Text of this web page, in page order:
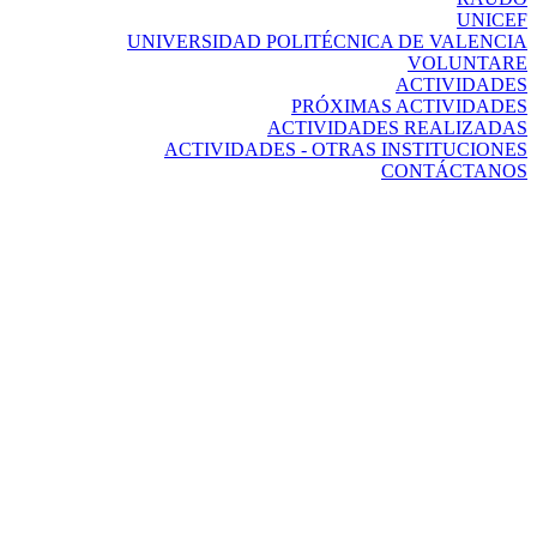
UNICEF
UNIVERSIDAD POLITÉCNICA DE VALENCIA
VOLUNTARE
ACTIVIDADES
PRÓXIMAS ACTIVIDADES
ACTIVIDADES REALIZADAS
ACTIVIDADES - OTRAS INSTITUCIONES
CONTÁCTANOS